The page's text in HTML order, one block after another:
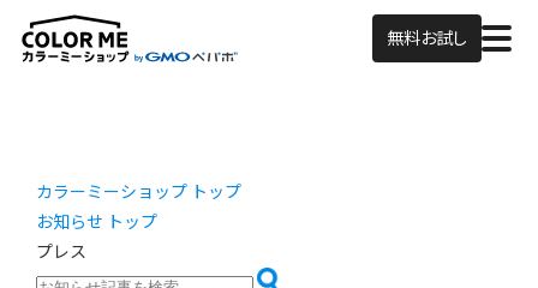
無料お試し
カラーミーショップ トップ
お知らせ トップ
プレス